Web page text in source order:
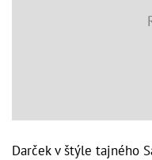
Darček v štýle tajného